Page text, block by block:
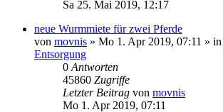
Sa 25. Mai 2019, 12:17
neue Wurmmiete für zwei Pferde
von movnis » Mo 1. Apr 2019, 07:11 » in
Entsorgung
0 Antworten
45860 Zugriffe
Letzter Beitrag von movnis
Mo 1. Apr 2019, 07:11